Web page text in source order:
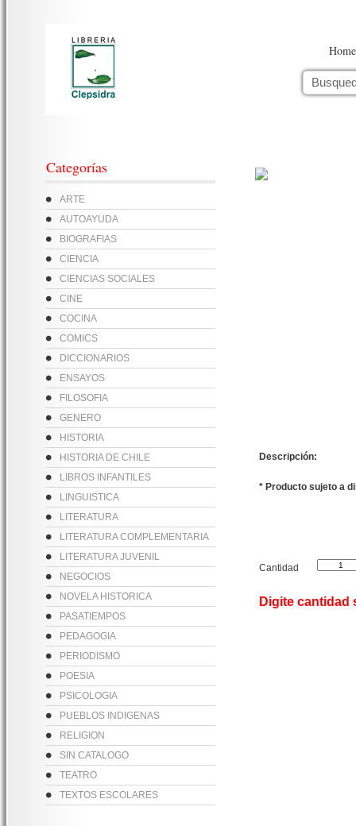
Home
Categorías
ARTE
AUTOAYUDA
BIOGRAFIAS
CIENCIA
CIENCIAS SOCIALES
CINE
COCINA
COMICS
DICCIONARIOS
ENSAYOS
FILOSOFIA
GENERO
HISTORIA
HISTORIA DE CHILE
LIBROS INFANTILES
LINGUISTICA
LITERATURA
LITERATURA COMPLEMENTARIA
LITERATURA JUVENIL
NEGOCIOS
NOVELA HISTORICA
PASATIEMPOS
PEDAGOGIA
PERIODISMO
POESIA
PSICOLOGIA
PUEBLOS INDIGENAS
RELIGION
SIN CATALOGO
TEATRO
TEXTOS ESCOLARES
Descripción:
* Producto sujeto a
Cantidad
Digite